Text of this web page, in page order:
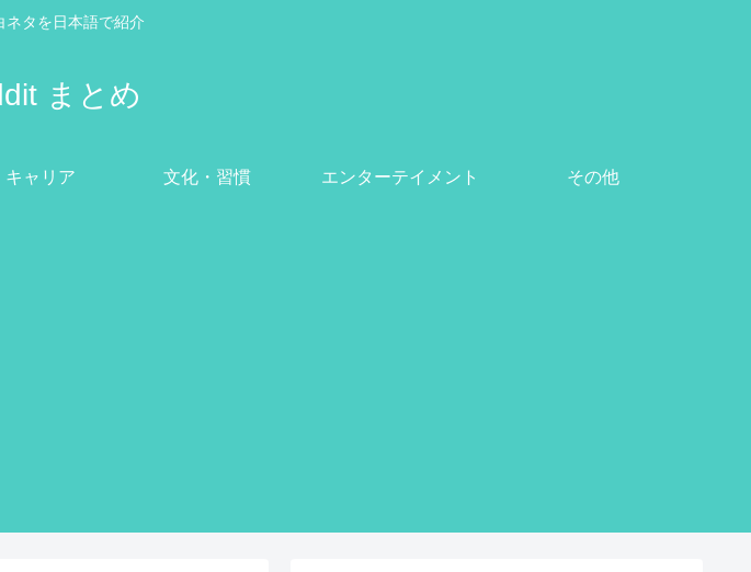
ネタを日本語で紹介
まとめ
キャリア 文化・習慣 エンターテイメント その他